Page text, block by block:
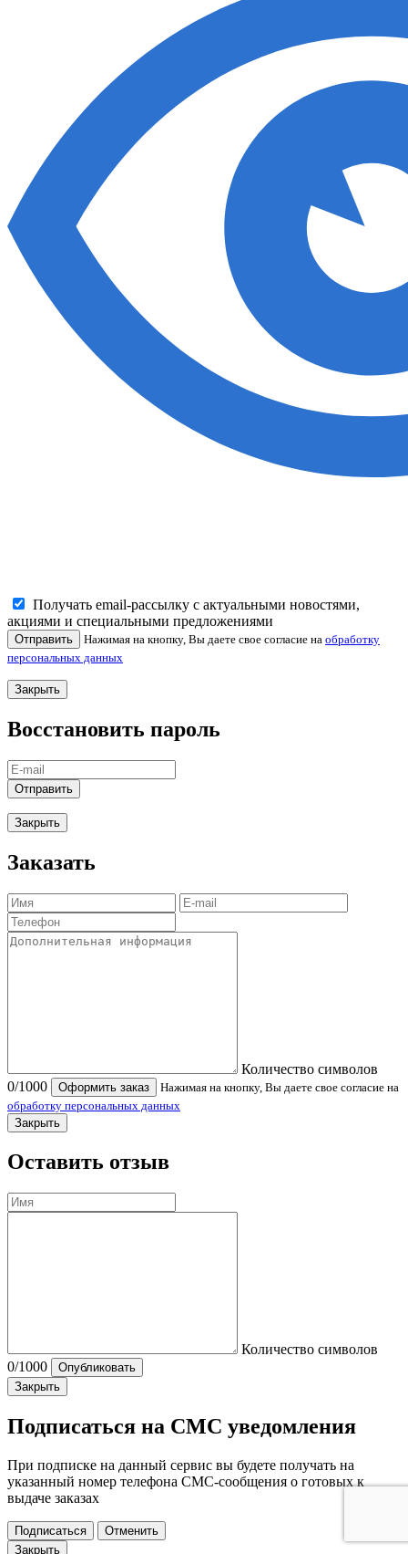
Получать email-рассылку с актуальными новостями,
акциями и специальными предложениями
Отправить Нажимая на кнопку, Вы даете свое согласие на обработку
персональных данных
Закрыть
Восстановить пароль
Отправить
Закрыть
Заказать
Количество символов
0/1000 Оформить заказ
Нажимая на кнопку, Вы даете свое согласие на
обработку персональных данных
Закрыть
Оставить отзыв
Количество символов
0/1000
Опубликовать
Закрыть
Подписаться на СМС уведомления
При подписке на данный сервис вы будете получать на
указанный номер телефона СМС-сообщения о готовых к
выдаче заказах
Подписаться
Отменить
Закрыть